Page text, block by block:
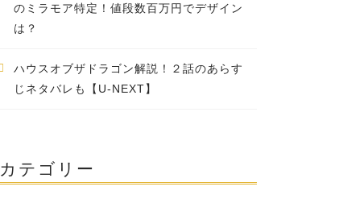
のミラモア特定！値段数百万円でデザイン
は？
ハウスオブザドラゴン解説！２話のあらす
じネタバレも【U-NEXT】
カテゴリー